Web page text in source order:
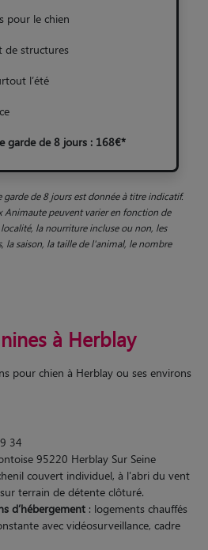
pour le chien
de structures
l’été
garde de 8 jours : 168€*
de 8 jours est donnée à titre indicatif.
Animaute peuvent varier en fonction de
la nourriture incluse ou non, les
la saison, la taille de l'animal, le nombre
à Herblay
pour chien à Herblay ou ses environs
34
95220 Herblay Sur Seine
couvert individuel, à l'abri du vent
terrain de détente clôturé.
d’hébergement : logements chauffés
avec vidéosurveillance, cadre